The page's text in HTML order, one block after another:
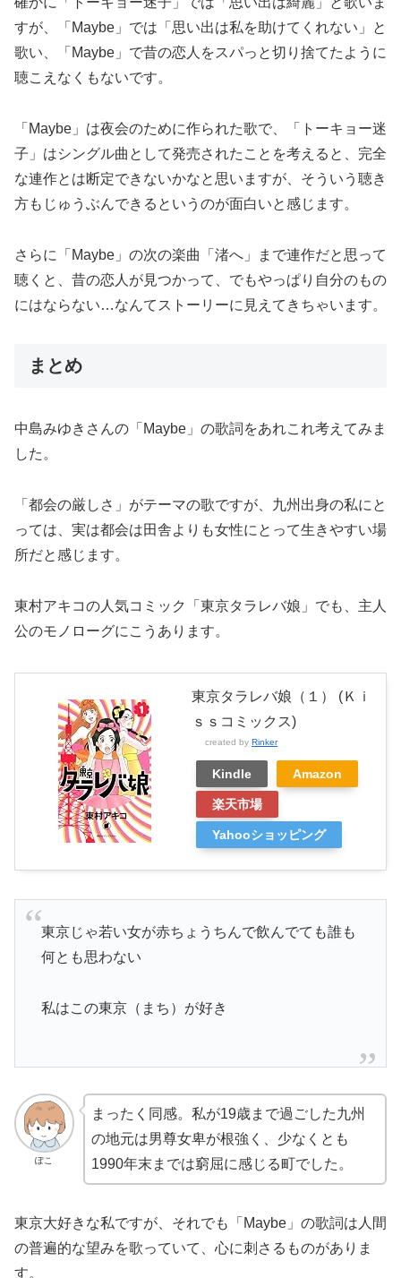
すが、「Maybe」では「思い出は私を助けてくれない」と
歌い、「Maybe」で昔の恋人をスパっと切り捨てたように
聴こえなくもないです。
「Maybe」は夜会のために作られた歌で、「トーキョー迷
子」はシングル曲として発売されたことを考えると、完全
な連作とは断定できないかなと思いますが、そういう聴き
方もじゅうぶんできるというのが面白いと感じます。
さらに「Maybe」の次の楽曲「渚へ」まで連作だと思って
聴くと、昔の恋人が見つかって、でもやっぱり自分のもの
にはならない…なんてストーリーに見えてきちゃいます。
まとめ
中島みゆきさんの「Maybe」の歌詞をあれこれ考えてみま
した。
「都会の厳しさ」がテーマの歌ですが、九州出身の私にと
っては、実は都会は田舎よりも女性にとって生きやすい場
所だと感じます。
東村アキコの人気コミック「東京タラレバ娘」でも、主人
公のモノローグにこうあります。
東京タラレバ娘（１） (Ｋｉ
ｓｓコミックス)
created by Rinker
Kindle Amazon
楽天市場
Yahooショッピング
東京じゃ若い女が赤ちょうちんで飲んでても誰も
何とも思わない
私はこの東京（まち）が好き
ぽこ
まったく同感。私が19歳まで過ごした九州
の地元は男尊女卑が根強く、少なくとも
1990年末までは窮屈に感じる町でした。
東京大好きな私ですが、それでも「Maybe」の歌詞は人間
の普遍的な望みを歌っていて、心に刺さるものがありま
す。